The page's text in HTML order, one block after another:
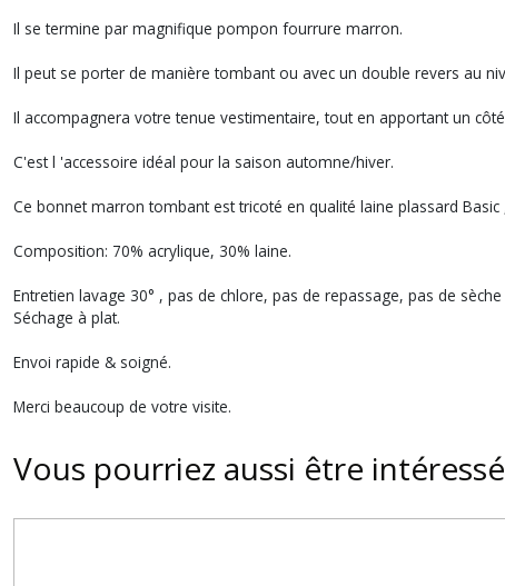
Il se termine par magnifique pompon fourrure marron.
Il peut se porter de manière tombant ou avec un double revers au
Il accompagnera votre tenue vestimentaire, tout en apportant un
C'est l 'accessoire idéal pour la saison automne/hiver.
Ce bonnet marron tombant est tricoté en qualité laine plassard
Composition: 70% acrylique, 30% laine.
Entretien lavage 30° , pas de chlore, pas de repassage, pas de sèche
Séchage à plat.
Envoi rapide & soigné.
Merci beaucoup de votre visite.
Vous pourriez aussi être